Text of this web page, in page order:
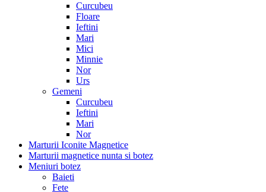
Curcubeu
Floare
Ieftini
Mari
Mici
Minnie
Nor
Urs
Gemeni
Curcubeu
Ieftini
Mari
Nor
Marturii Iconite Magnetice
Marturii magnetice nunta si botez
Meniuri botez
Baieti
Fete